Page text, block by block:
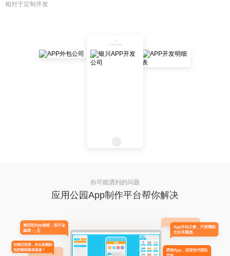
相对于定制开发
你可能遇到的问题
应用公园App制作平台帮你解决